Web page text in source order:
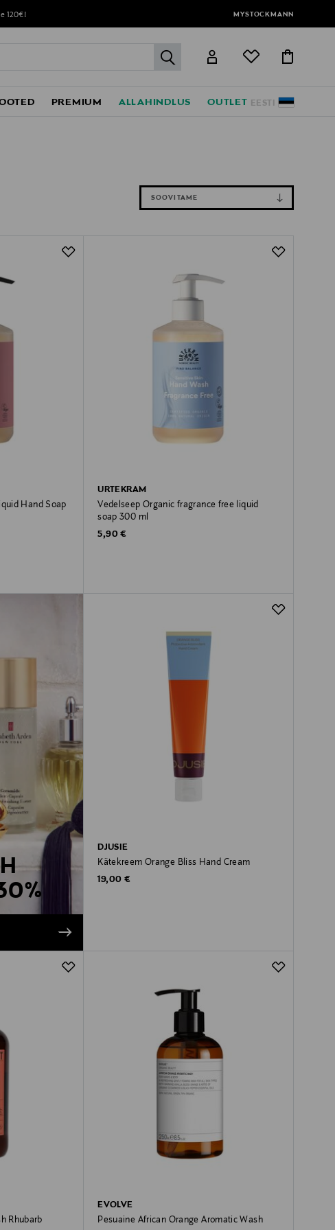
120€! MYSTOCKMANN
label.header.go
EESTI
PREMIUM ALLAHINDLUS OUTLET
SOOVITAME
Hand Soap
URTEKRAM
Vedelseep Organic fragrance free liquid
soap 300 ml
Original Price
5,90 €
DJUSIE
Kätekreem Orange Bliss Hand Cream
Original Price
19,00 €
Rhubarb
EVOLVE
Pesuaine African Orange Aromatic Wash